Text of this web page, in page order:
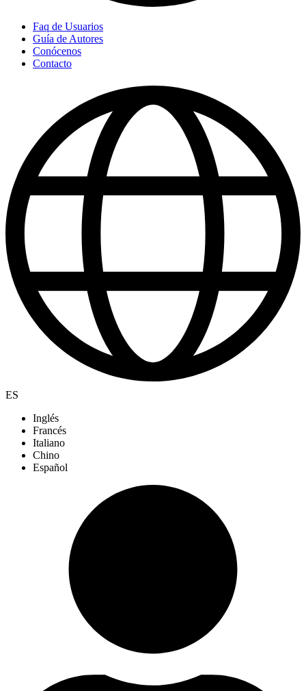
Faq de Usuarios
Guía de Autores
Conócenos
Contacto
ES
Inglés
Francés
Italiano
Chino
Español